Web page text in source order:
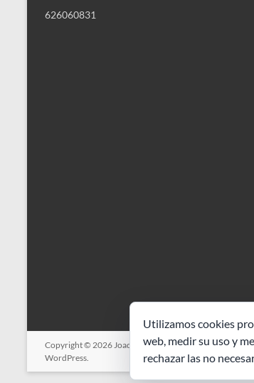
626060831
Copyright © 2026 Joaquin Dorao. Todos los derechos
WordPress
Utilizamos cookies
web, medir su uso y
rechazar las no